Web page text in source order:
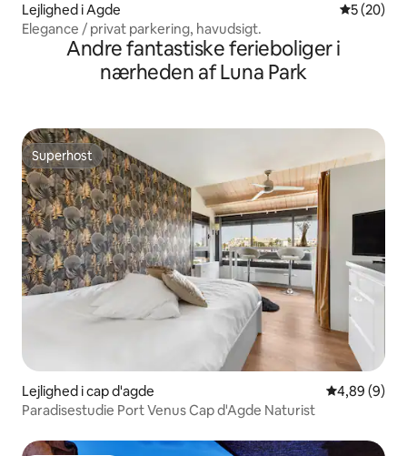
Lejlighed i Agde 5 ud af 5 i
5 (20)
Elegance / privat parkering, havudsigt.
Andre fantastiske ferieboliger i
nærheden af Luna Park
Superhost
Superhost
Lejlighed i cap d'agde 4,89 ud af 5
4,89 (9)
Paradisestudie Port Venus Cap d'Agde Naturist